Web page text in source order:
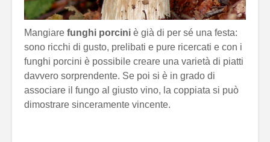
Mangiare funghi porcini è già di per sé una festa:
sono ricchi di gusto, prelibati e pure ricercati e con i
funghi porcini è possibile creare una varietà di piatti
davvero sorprendente. Se poi si è in grado di
associare il fungo al giusto vino, la coppiata si può
dimostrare sinceramente vincente.